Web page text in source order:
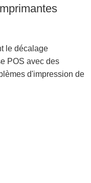
le décalage
POS avec des
d'impression de